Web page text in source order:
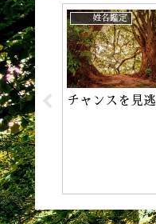
たが
姓名鑑定
チャンスを見